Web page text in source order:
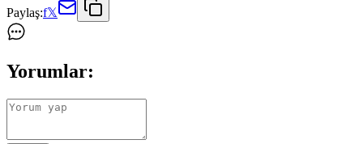
Paylaş:f𝕏
Yorumlar: